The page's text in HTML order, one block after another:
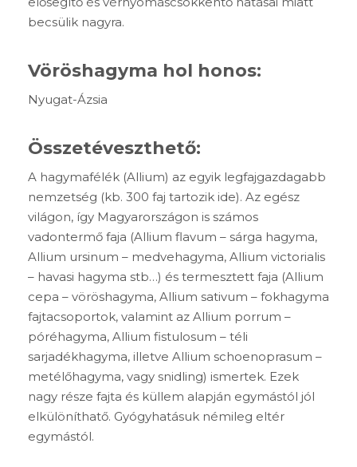
becsülik nagyra.
Vöröshagyma hol honos:
Nyugat-Ázsia
Összetéveszthető:
A hagymafélék (Allium) az egyik legfajgazdagabb
nemzetség (kb. 300 faj tartozik ide). Az egész
világon, így Magyarországon is számos
vadontermő faja (Allium flavum – sárga hagyma,
Allium ursinum – medvehagyma, Allium victorialis
– havasi hagyma stb…) és termesztett faja (Allium
cepa – vöröshagyma, Allium sativum – fokhagyma
fajtacsoportok, valamint az Allium porrum –
póréhagyma, Allium fistulosum – téli
sarjadékhagyma, illetve Allium schoenoprasum –
metélőhagyma, vagy snidling) ismertek. Ezek
nagy része fajta és küllem alapján egymástól jól
elkülöníthatő. Gyógyhatásuk némileg eltér
egymástól.